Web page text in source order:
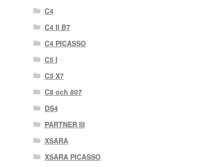
C4
C4 II B7
C4 PICASSO
C5 I
C5 X7
C8 och 807
DS4
PARTNER III
XSARA
XSARA PICASSO